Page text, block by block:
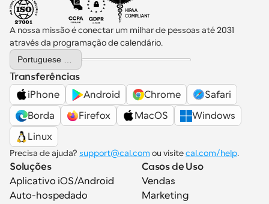
A nossa missão é conectar um milhar de pessoas até 2031
através da programação de calendário.
Select Language
Transferências
iPhone
Android Chrome
Safari
Borda
Firefox MacOS
Windows
Linux
Precisa de ajuda? support@cal.com ou visite cal.com/help.
Soluções
Aplicativo iOS/Android
Auto-hospedado
Casos de Uso
Vendas
Marketing